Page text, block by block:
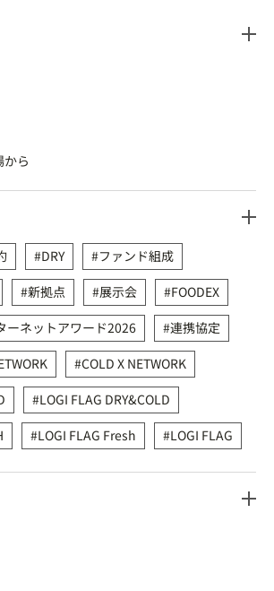
から
DRY
ファンド組成
新拠点 展示会
FOODEX
ーネットアワード2026
連携協定
COLD X NETWORK
LOGI FLAG DRY&COLD
LOGI FLAG Fresh LOGI FLAG